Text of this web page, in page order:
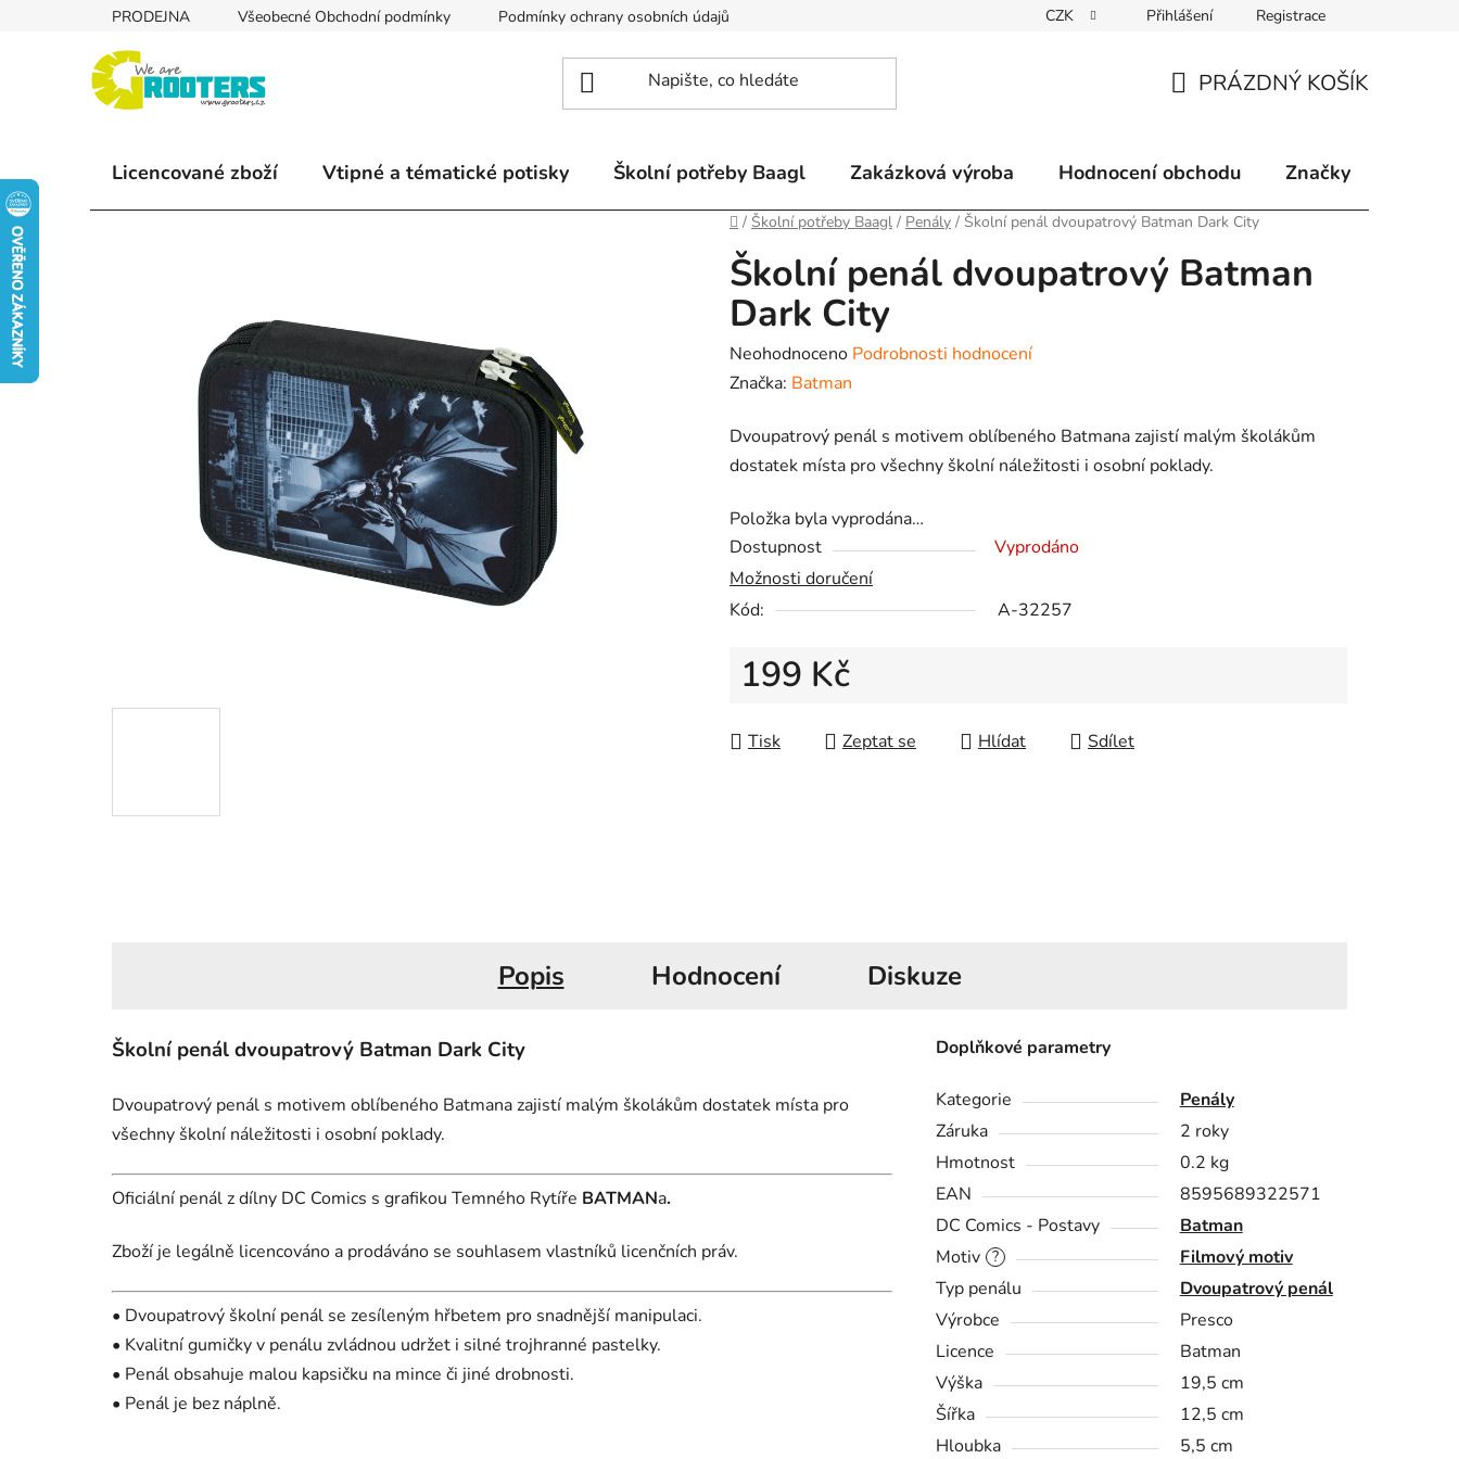
PRODEJNA Všeobecné Obchodní podmínky Podmínky ochrany osobních údajů Způsoby doručení Kontakty
CZK Přihlášení Registrace
KOŠÍK
PRÁZDNÝ KOŠÍK
Licencované zboží Vtipné a tématické potisky Školní potřeby Baagl Zakázková výroba Hodnocení obchodu Značky
Domů
/ Školní potřeby Baagl / Penály / Školní penál dvoupatrový Batman Dark City
Školní penál dvoupatrový Batman
Dark City
Průměrné
hodnocení
je
0,0
5
hvězdiček.
Neohodnoceno Podrobnosti hodnocení
Značka: Batman
Dvoupatrový penál s motivem oblíbeného Batmana zajistí malým školákům
dostatek místa pro všechny školní náležitosti i osobní poklady.
Položka byla vyprodána…
Dostupnost
Vyprodáno
Možnosti doručení
Kód:
A-32257
199 Kč
Tisk
Zeptat se Hlídat Sdílet
Popis Hodnocení Diskuze
Školní penál dvoupatrový Batman Dark City
Dvoupatrový penál s motivem oblíbeného Batmana zajistí malým školákům dostatek místa pro
všechny školní náležitosti i osobní poklady.
Oficiální penál z dílny DC Comics s grafikou Temného Rytíře BATMANa.
Zboží je legálně licencováno a prodáváno se souhlasem vlastníků licenčních práv.
• Dvoupatrový školní penál se zesíleným hřbetem pro snadnější manipulaci.
• Kvalitní gumičky v penálu zvládnou udržet i silné trojhranné pastelky.
• Penál obsahuje malou kapsičku na mince či jiné drobnosti.
• Penál je bez náplně.
Doplňkové parametry
Kategorie
Penály
Záruka
2 roky
Hmotnost
0.2 kg
EAN
8595689322571
DC Comics - Postavy
Batman
?
Motiv
Filmový motiv
Typ penálu
Dvoupatrový penál
Výrobce
Presco
Licence
Batman
Výška
19,5 cm
Šířka
12,5 cm
Hloubka
5,5 cm